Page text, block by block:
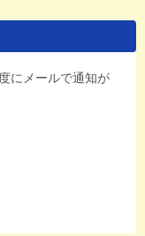
にメールで通知が